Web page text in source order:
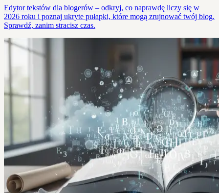
Edytor tekstów dla blogerów – odkryj, co naprawdę liczy się w
2026 roku i poznaj ukryte pułapki, które mogą zrujnować twój blog.
Sprawdź, zanim stracisz czas.